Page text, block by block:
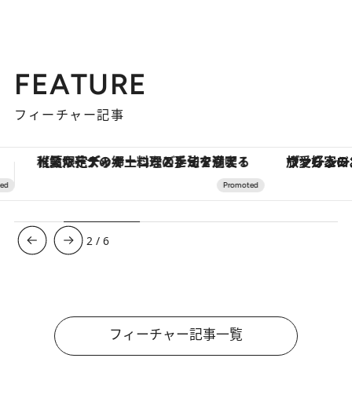
FEATURE
フィーチャー記事
ヴァシュロン・コンスタンタン「オーヴァーシーズ・オートマティック」。旅愛好家のお気に入りコレクションから、ジェンダーレスな新作が登場 【銀座で出合う最旬美容】美髪ケアや上質
3 /6
フィーチャー記事一覧